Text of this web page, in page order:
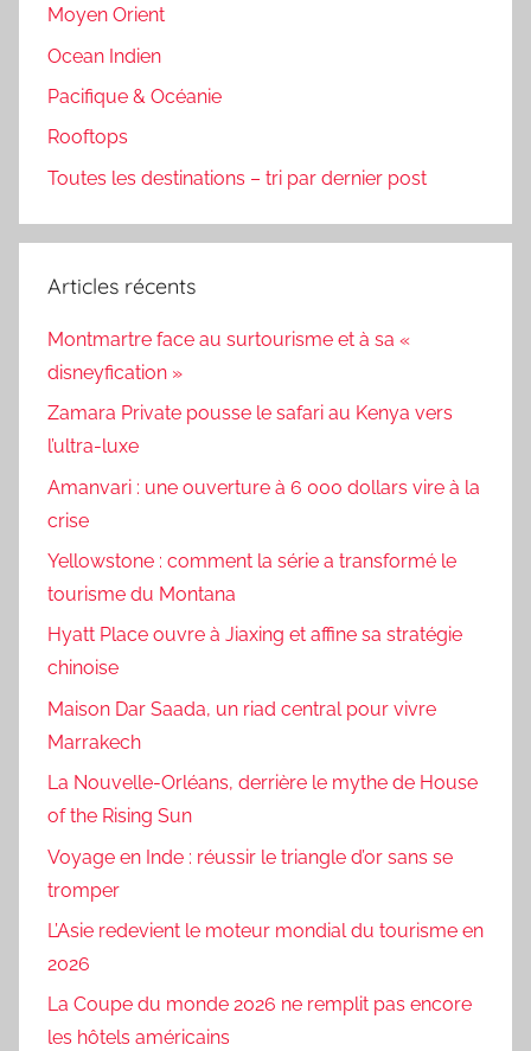
Moyen Orient
Ocean Indien
Pacifique & Océanie
Rooftops
Toutes les destinations – tri par dernier post
Articles récents
Montmartre face au surtourisme et à sa «
disneyfication »
Zamara Private pousse le safari au Kenya vers
l’ultra-luxe
Amanvari : une ouverture à 6 000 dollars vire à la
crise
Yellowstone : comment la série a transformé le
tourisme du Montana
Hyatt Place ouvre à Jiaxing et affine sa stratégie
chinoise
Maison Dar Saada, un riad central pour vivre
Marrakech
La Nouvelle-Orléans, derrière le mythe de House
of the Rising Sun
Voyage en Inde : réussir le triangle d’or sans se
tromper
L’Asie redevient le moteur mondial du tourisme en
2026
La Coupe du monde 2026 ne remplit pas encore
les hôtels américains